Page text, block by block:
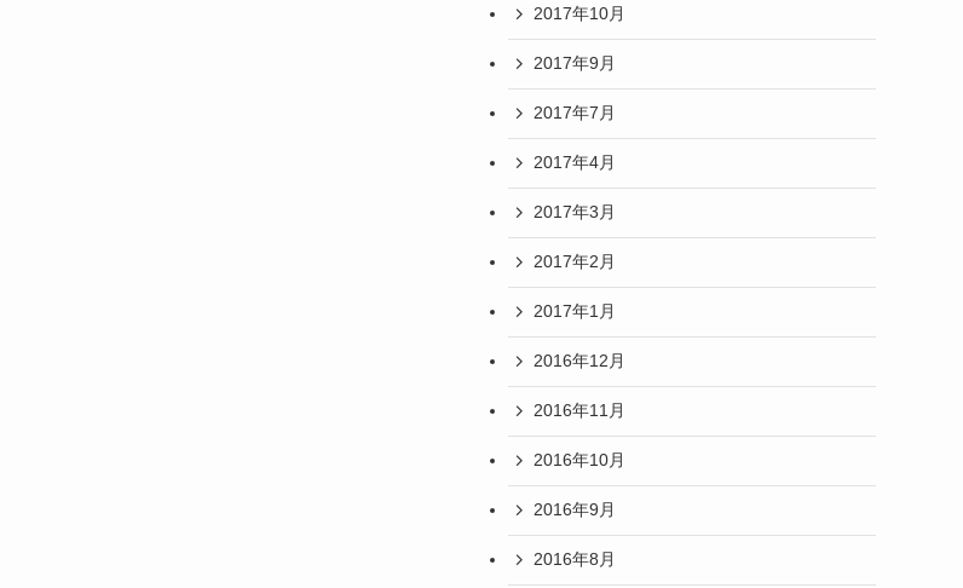
2017年10月
2017年9月
2017年7月
2017年4月
2017年3月
2017年2月
2017年1月
2016年12月
2016年11月
2016年10月
2016年9月
2016年8月